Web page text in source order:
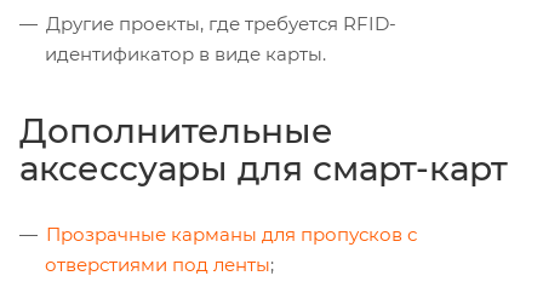
Другие проекты, где требуется RFID-
идентификатор в виде карты.
Дополнительные
аксессуары для смарт-карт
Прозрачные карманы для пропусков с
отверстиями под ленты;